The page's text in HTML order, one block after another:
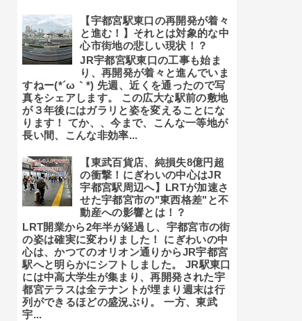
【宇都宮駅東口の再開発が着々
と進む！】それとは対象的な中
心市街地の悲しい現状！？
JR宇都宮駅東口の工事も始ま
り、再開発が着々と進んでいま
すねー(*´ω｀*) 先週、近くを通ったので写
真をシェアします。 この広大な駅前の敷地
が３年後にはガラリと姿を変えることにな
ります！ てか、、今まで、こんな一等地が
長い間、こんな非効率...
【東武百貨店、純損失8億円超
の衝撃！にぎわいの中心はJR
宇都宮駅周辺へ】LRTが加速さ
せた宇都宮市の"東西格差"と不
動産への影響とは！？
LRT開業から2年半が経過し、宇都宮市の街
の姿は確実に変わりました！ にぎわいの中
心は、かつてのオリオン通りからJR宇都宮
駅へと明らかにシフトしました。 JR駅東口
には中高大学生が集まり、再開発された宇
都宮テラスは全テナントが埋まり週末は行
列ができるほどの盛況ぶり。 一方、東武
宇...